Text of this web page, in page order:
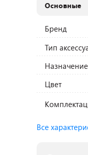
Основные
Бренд
Тип
Назначение
Цвет
Все